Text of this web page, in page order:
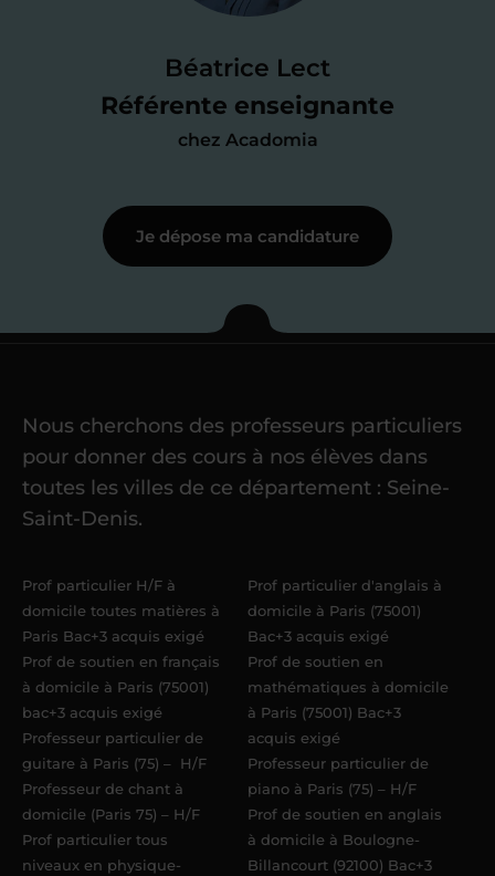
Béatrice Lect
Référente enseignante
chez Acadomia
des programmes scolaires(et pouvoir
me mettre à jour au besoin) et
j’échange en direct avec un chargé de
Étape 3
Je commence mes
Une fois ma candidature validée,mon
référent me confie mes premiers
élèvesdans un délai de6 jours
maximum
Je dépose ma candidature
Nous cherchons des professeurs particuliers
pour donner des cours à nos élèves dans
toutes les villes de ce département : Seine-
Saint-Denis.
Prof particulier H/F à
domicile toutes matières à
Paris Bac+3 acquis exigé
Prof de soutien en français
à domicile à Paris (75001)
bac+3 acquis exigé
Professeur particulier de
guitare à Paris (75) – H/F
Professeur de chant à
domicile (Paris 75) – H/F
Prof particulier tous
niveaux en physique-
Prof particulier d'anglais à
domicile à Paris (75001)
Bac+3 acquis exigé
Prof de soutien en
mathématiques à domicile
à Paris (75001) Bac+3
acquis exigé
Professeur particulier de
piano à Paris (75) – H/F
Prof de soutien en anglais
à domicile à Boulogne-
Billancourt (92100) Bac+3